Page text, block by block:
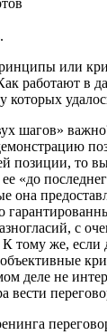
или
работают в
которых
шагов»
позиции, то
«до
она
с
тому же, если
деле не
вести